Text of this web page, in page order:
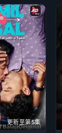
更新至第5集